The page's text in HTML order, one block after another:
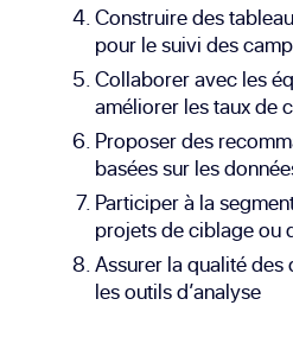
Construire des
pour le suivi des
Collaborer avec les
améliorer les taux de
Proposer des
basées sur les
Participer à la
projets de ciblage ou
Assurer la qualité des
les outils d’analyse